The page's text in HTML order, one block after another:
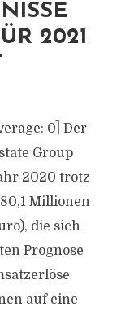
2021
0] Der
Group
2020 trotz
Millionen
die sich
Prognose
auf eine